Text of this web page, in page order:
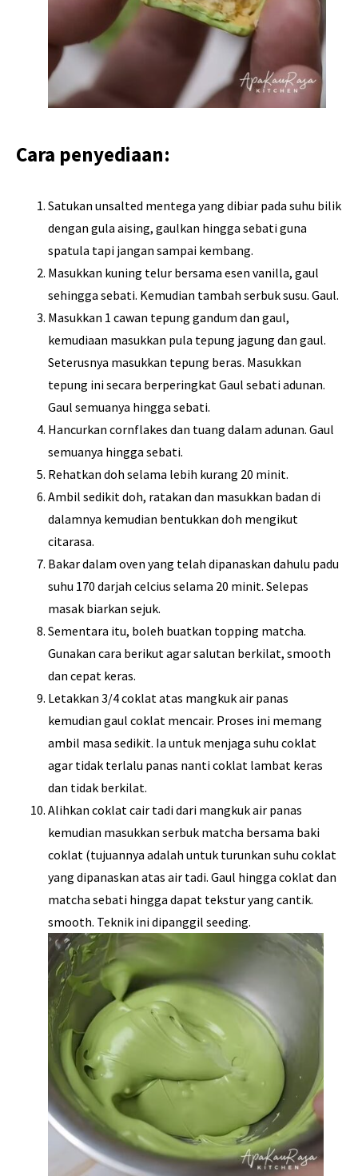
Cara penyediaan:
Satukan unsalted mentega yang dibiar pada suhu bilik
dengan gula aising, gaulkan hingga sebati guna
spatula tapi jangan sampai kembang.
Masukkan kuning telur bersama esen vanilla, gaul
sehingga sebati. Kemudian tambah serbuk susu. Gaul.
Masukkan 1 cawan tepung gandum dan gaul,
kemudiaan masukkan pula tepung jagung dan gaul.
Seterusnya masukkan tepung beras. Masukkan
tepung ini secara berperingkat Gaul sebati adunan.
Gaul semuanya hingga sebati.
Hancurkan cornflakes dan tuang dalam adunan. Gaul
semuanya hingga sebati.
Rehatkan doh selama lebih kurang 20 minit.
Ambil sedikit doh, ratakan dan masukkan badan di
dalamnya kemudian bentukkan doh mengikut
citarasa.
Bakar dalam oven yang telah dipanaskan dahulu padu
suhu 170 darjah celcius selama 20 minit. Selepas
masak biarkan sejuk.
Sementara itu, boleh buatkan topping matcha.
Gunakan cara berikut agar salutan berkilat, smooth
dan cepat keras.
Letakkan 3/4 coklat atas mangkuk air panas
kemudian gaul coklat mencair. Proses ini memang
ambil masa sedikit. Ia untuk menjaga suhu coklat
agar tidak terlalu panas nanti coklat lambat keras
dan tidak berkilat.
Alihkan coklat cair tadi dari mangkuk air panas
kemudian masukkan serbuk matcha bersama baki
coklat (tujuannya adalah untuk turunkan suhu coklat
yang dipanaskan atas air tadi. Gaul hingga coklat dan
matcha sebati hingga dapat tekstur yang cantik.
smooth. Teknik ini dipanggil seeding.